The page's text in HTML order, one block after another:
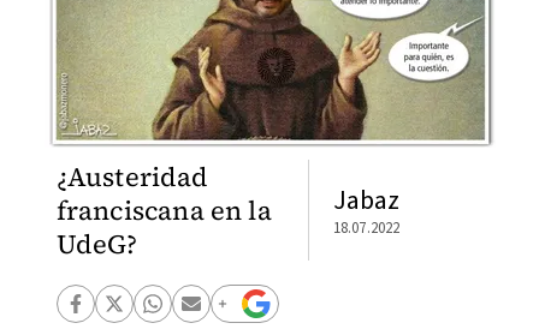
¿Austeridad
franciscana en la
UdeG?
Jabaz
18.07.2022